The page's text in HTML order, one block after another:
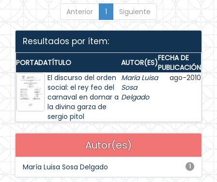
Anterior 1 Siguiente
Resultados por ítem:
PORTADATÍTULO AUTOR(ES)FECHA DE
PUBLICACIÓN
El discurso del orden
social: el rey feo del
carnaval en domar a
la divina garza de
sergio pitol
María Luisa
Sosa
Delgado
ago-2010
Autor(es)
1
María Luisa Sosa Delgado